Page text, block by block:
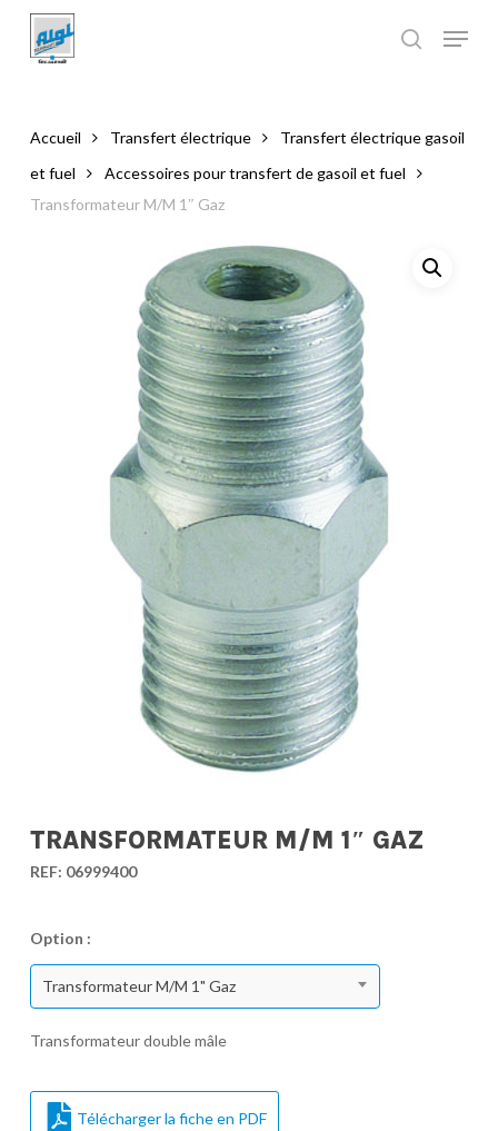
main
Accueil Transfert électrique
Transfert électrique gasoil
et fuel
Accessoires pour transfert de gasoil et fuel
Transformateur M/M 1″ Gaz
TRANSFORMATEUR M/M 1″ GAZ
REF: 06999400
Option :
Transformateur M/M 1" Gaz
Transformateur double mâle
Télécharger la fiche en PDF